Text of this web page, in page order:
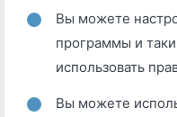
Вы можете
программы и
использовать
Вы можете